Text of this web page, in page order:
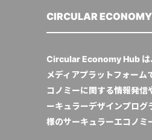
CIRCULAR ECONOMY
Circular Economy Hub は
メディアプラットフォーム
コノミーに関する情報発信
ーキュラーデザインプロ
様のサーキュラーエコノミ